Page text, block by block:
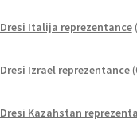
Dresi Italija reprezentance
Dresi Izrael reprezentance
Dresi Kazahstan